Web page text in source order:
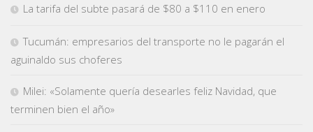
La tarifa del subte pasará de $80 a $110 en enero
Tucumán: empresarios del transporte no le pagarán el
aguinaldo sus choferes
Milei: «Solamente quería desearles feliz Navidad, que
terminen bien el año»